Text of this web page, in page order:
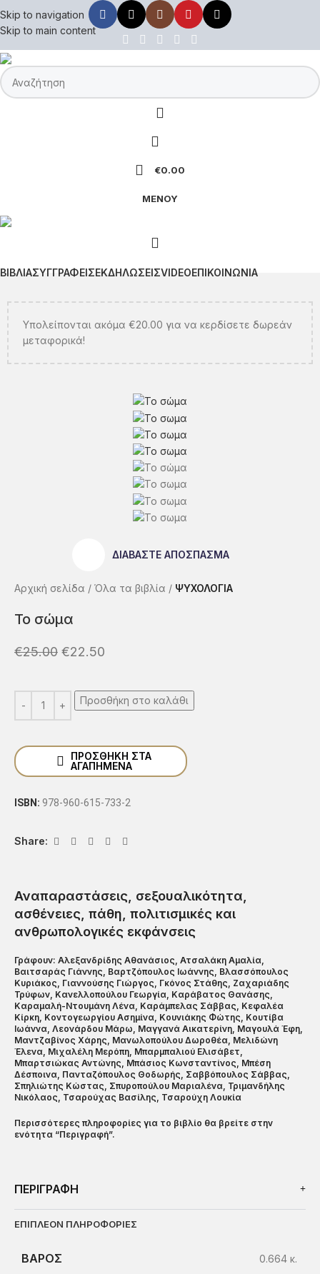
Skip to navigation
Skip to main content
€0.00
ΜΕΝΟΥ
ΒΙΒΛΙΑΣΥΓΓΡΑΦΕΙΣΕΚΔΗΛΩΣΕΙΣVIDEOΕΠΙΚΟΙΝΩΝΙΑ
Υπολείπονται ακόμα €20.00 για να κερδίσετε δωρεάν
μεταφορικά!
ΔΙΑΒΑΣΤΕ ΑΠΟΣΠΑΣΜΑ
Αρχική σελίδα Όλα τα βιβλία ΨΥΧΟΛΟΓΙΑ
Το σώμα
€25.00 €22.50
Προσθήκη στο καλάθι
ΠΡΟΣΘΉΚΗ ΣΤΑ
ΑΓΑΠΗΜΈΝΑ
ISBN: 978-960-615-733-2
Share:
Αναπαραστάσεις, σεξουαλικότητα,
ασθένειες, πάθη, πολιτισμικές και
ανθρωπολογικές εκφάνσεις
Γράφουν: Αλεξανδρίδης Αθανάσιος, Ατσαλάκη Αμαλία,
Βαιτσαράς Γιάννης, Βαρτζόπουλος Ιωάννης, Βλασσόπουλος
Κυριάκος, Γιαννούσης Γιώργος, Γκόνος Στάθης, Ζαχαριάδης
Τρύφων, Κανελλοπούλου Γεωργία, Καράβατος Θανάσης,
Καραμαλή-Ντουμάνη Λένα, Καράμπελας Σάββας, Κεφαλέα
Κίρκη, Κοντογεωργίου Ασημίνα, Κουνιάκης Φώτης, Κουτίβα
Ιωάννα, Λεονάρδου Μάρω, Μαγγανά Αικατερίνη, Μαγουλά Έφη,
Μαντζαβίνος Χάρης, Μανωλοπούλου Δωροθέα, Μελιδώνη
Έλενα, Μιχαλέλη Μερόπη, Μπαρμπαλιού Ελισάβετ,
Μπαρτσιώκας Αντώνης, Μπάσιος Κωνσταντίνος, Μπέση
Δέσποινα, Πανταζόπουλος Θοδωρής, Σαββόπουλος Σάββας,
Σπηλιώτης Κώστας, Σπυροπούλου Μαριαλένα, Τριμανδήλης
Νικόλαος, Τσαρούχας Βασίλης, Τσαρούχη Λουκία
Περισσότερες πληροφορίες για το βιβλίο θα βρείτε στην
ενότητα “Περιγραφή”.
ΠΕΡΙΓΡΑΦΗ
ΕΠΙΠΛΈΟΝ ΠΛΗΡΟΦΟΡΊΕΣ
ΒΆΡΟΣ 0.664 κ.